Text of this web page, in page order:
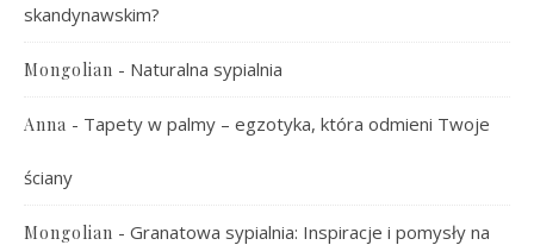
skandynawskim?
Mongolian - Naturalna sypialnia
Anna - Tapety w palmy – egzotyka, która odmieni Twoje
ściany
Mongolian - Granatowa sypialnia: Inspiracje i pomysły na